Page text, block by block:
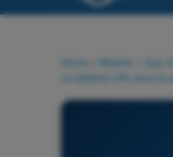
Home Materie